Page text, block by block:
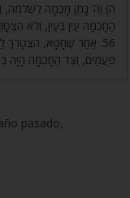
ה) וַה’ נָתַן חָכְמָה
הַחָכְמָה עַיִן בְּעַיִן, וְלֹא
56. אַחַר שֶׁחָטָא, הִצְטָרֵךְ
פַּעֲמַיִם, וְצַד הַחָכְמָה הָיָה
pasado,